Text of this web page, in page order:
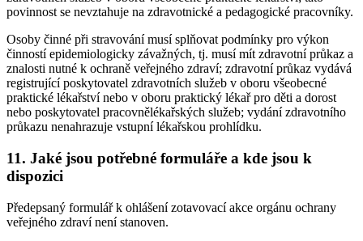
povinnost se nevztahuje na zdravotnické a pedagogické pracovníky.
Osoby činné při stravování musí splňovat podmínky pro výkon
činností epidemiologicky závažných, tj. musí mít zdravotní průkaz a
znalosti nutné k ochraně veřejného zdraví; zdravotní průkaz vydává
registrující poskytovatel zdravotních služeb v oboru všeobecné
praktické lékařství nebo v oboru praktický lékař pro děti a dorost
nebo poskytovatel pracovnělékařských služeb; vydání zdravotního
průkazu nenahrazuje vstupní lékařskou prohlídku.
11. Jaké jsou potřebné formuláře a kde jsou k
dispozici
Předepsaný formulář k ohlášení zotavovací akce orgánu ochrany
veřejného zdraví není stanoven.